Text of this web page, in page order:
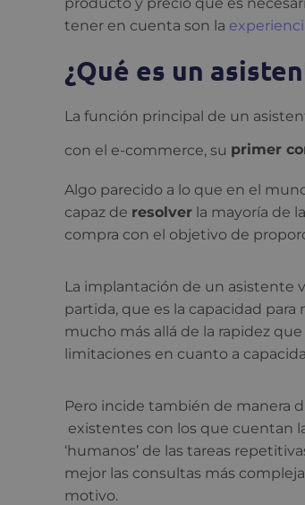
tener en cuenta son la
¿Qué es un
La función principal de un
con el e-commerce, su primer
Algo parecido a lo que en el
capaz de resolver la mayoría de
compra con el objetivo de
La implantación de un asistente
partida, que es la capacidad
mucho más allá de la rapidez
limitaciones en cuanto a
Pero incide también de manera
existentes con los que cuentan
‘humanos’ de las tareas
mejor las consultas más
motivo.